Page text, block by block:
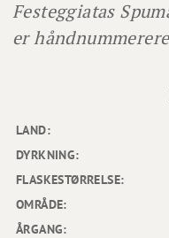
Festeggiatas
er
LAND:
DYRKNING:
FLASKESTØRRELSE:
OMRÅDE:
ÅRGANG: